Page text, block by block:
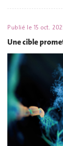
Publié le 15 oct.
Une cible